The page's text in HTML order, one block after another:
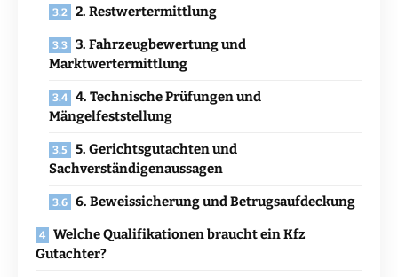
2. Restwertermittlung
3. Fahrzeugbewertung und
Marktwertermittlung
4. Technische Prüfungen und
Mängelfeststellung
5. Gerichtsgutachten und
Sachverständigenaussagen
6. Beweissicherung und Betrugsaufdeckung
Welche Qualifikationen braucht ein Kfz
Gutachter?